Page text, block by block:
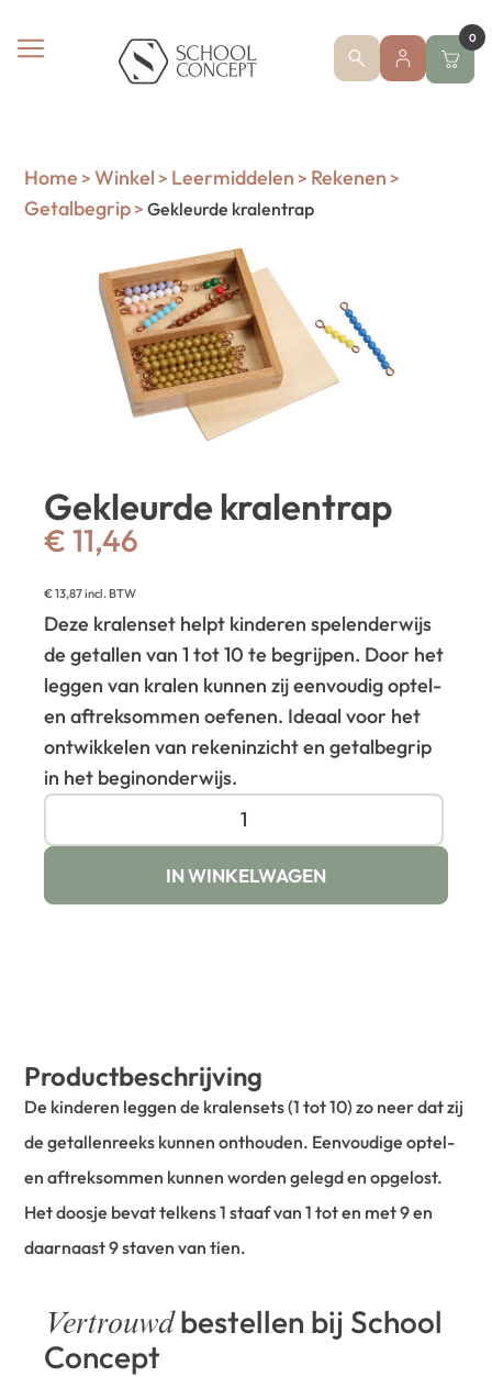
0
Home > Winkel > Leermiddelen > Rekenen >
Getalbegrip> Gekleurde kralentrap
Gekleurde kralentrap
€ 11,46
€13,87incl. BTW
Deze kralenset helpt kinderen spelenderwijs
de getallen van 1 tot 10 te begrijpen. Door het
leggen van kralen kunnen zij eenvoudig optel-
en aftreksommen oefenen. Ideaal voor het
ontwikkelen van rekeninzicht en getalbegrip
in het beginonderwijs.
IN WINKELWAGEN
Productbeschrijving
De kinderen leggen de kralensets (1 tot 10) zo neer dat zij
de getallenreeks kunnen onthouden. Eenvoudige optel-
en aftreksommen kunnen worden gelegd en opgelost.
Het doosje bevat telkens 1 staaf van 1 tot en met 9 en
daarnaast 9 staven van tien.
Vertrouwdbestellen bij School
Concept